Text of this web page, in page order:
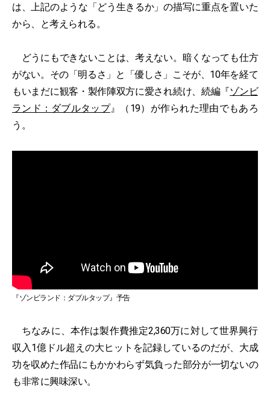
は、上記のような「どう生きるか」の描写に重点を置いた
から、と考えられる。
どうにもできないことは、考えない。暗くなっても仕方
がない。その「明るさ」と「優しさ」こそが、10年を経て
もいまだに観客・製作陣双方に愛され続け、続編『ゾンビ
ランド：ダブルタップ』（19）が作られた理由でもあろ
う。
『ゾンビランド：ダブルタップ』予告
ちなみに、本作は製作費推定2,360万に対して世界興行
収入1億ドル超えの大ヒットを記録しているのだが、大成
功を収めた作品にもかかわらず気負った部分が一切ないの
も非常に興味深い。